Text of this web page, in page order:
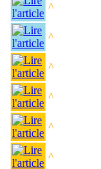
^
^
^
^
^
^